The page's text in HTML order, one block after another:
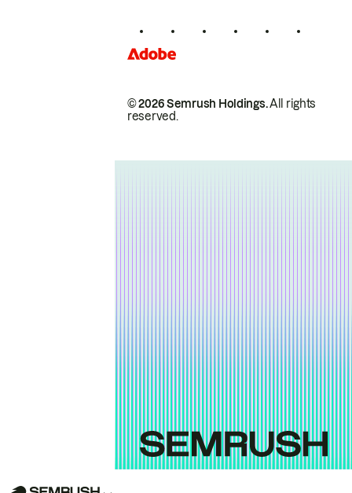
© 2026 Semrush Holdings.All rights
reserved.